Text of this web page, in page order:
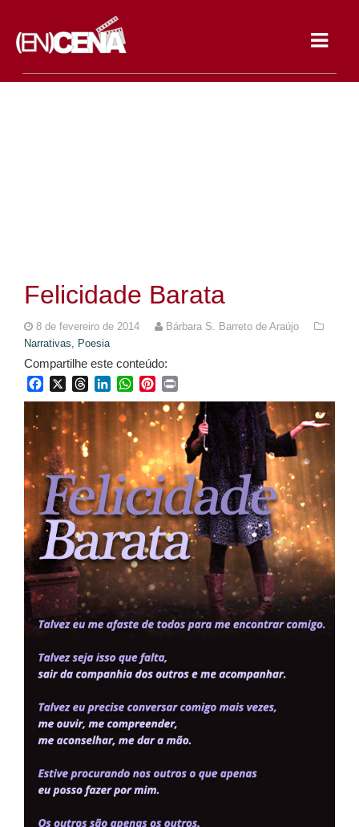
Felicidade Barata
8 de fevereiro de 2014
Bárbara S. Barreto de Araújo
Narrativas,
Poesia
Compartilhe este conteúdo:
FacebookThreadsLinkedInWhatsApp
Pinterest